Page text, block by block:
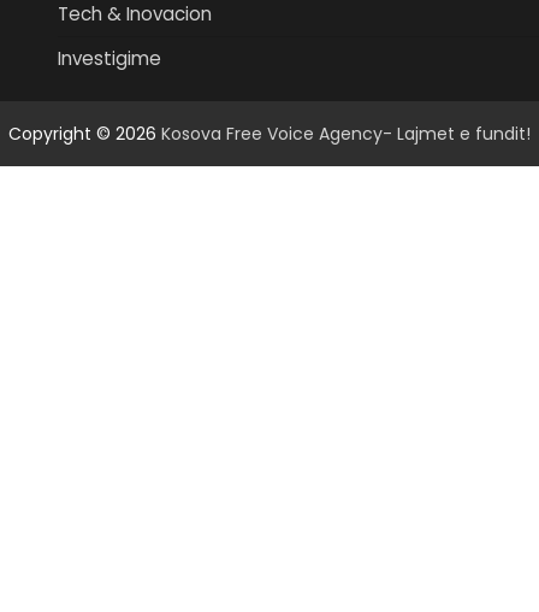
Tech & Inovacion
Investigime